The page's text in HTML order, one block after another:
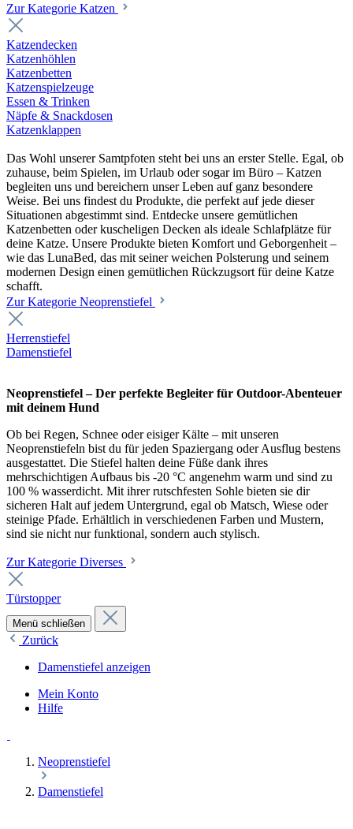
Zur Kategorie Katzen
Katzendecken
Katzenhöhlen
Katzenbetten
Katzenspielzeuge
Essen & Trinken
Näpfe & Snackdosen
Katzenklappen
Das Wohl unserer Samtpfoten steht bei uns an erster Stelle. Egal, ob
zuhause, beim Spielen, im Urlaub oder sogar im Büro – Katzen
begleiten uns und bereichern unser Leben auf ganz besondere
Weise. Bei uns findest du Produkte, die perfekt auf jede dieser
Situationen abgestimmt sind. Entdecke unsere gemütlichen
Katzenbetten oder kuscheligen Decken als ideale Schlafplätze für
deine Katze. Unsere Produkte bieten Komfort und Geborgenheit –
wie das LunaBed, das mit seiner weichen Polsterung und seinem
modernen Design einen gemütlichen Rückzugsort für deine Katze
schafft.
Zur Kategorie Neoprenstiefel
Herrenstiefel
Damenstiefel
Neoprenstiefel – Der perfekte Begleiter für Outdoor-Abenteuer
mit deinem Hund
Ob bei Regen, Schnee oder eisiger Kälte – mit unseren
Neoprenstiefeln bist du für jeden Spaziergang oder Ausflug bestens
ausgestattet. Die Stiefel halten deine Füße dank ihres
mehrschichtigen Aufbaus bis -20 °C angenehm warm und sind zu
100 % wasserdicht. Mit ihrer rutschfesten Sohle bieten sie dir
sicheren Halt auf jedem Untergrund, egal ob Matsch, Wiese oder
steinige Pfade. Erhältlich in verschiedenen Farben und Mustern,
sind sie nicht nur funktional, sondern auch stylisch.
Zur Kategorie Diverses
Türstopper
Menü schließen
Zurück
Damenstiefel anzeigen
Mein Konto
Hilfe
Neoprenstiefel
Damenstiefel